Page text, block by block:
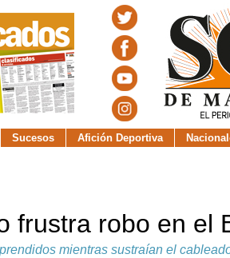
Sucesos Afición Deportiva
frustra robo en el
mientras sustraían el